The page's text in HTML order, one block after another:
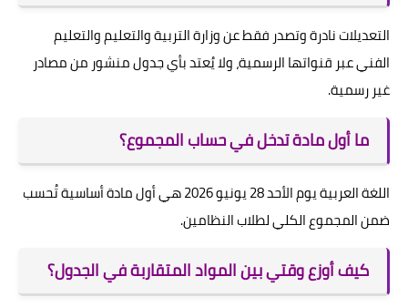
التعديلات نادرة وتصدر فقط عن وزارة التربية والتعليم والتعليم
الفني عبر قنواتها الرسمية، ولا يُعتد بأي جدول منشور من مصادر
غير رسمية.
ما أول مادة تدخل في حساب المجموع؟
اللغة العربية يوم الأحد 28 يونيو 2026 هي أول مادة أساسية تُحسب
ضمن المجموع الكلي لطلاب النظامين.
كيف أوزع وقتي بين المواد المتقاربة في الجدول؟